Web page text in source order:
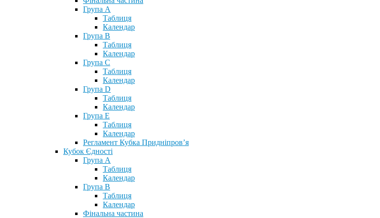
Група А
Таблиця
Календар
Група В
Таблиця
Календар
Група С
Таблиця
Календар
Група D
Таблиця
Календар
Група Е
Таблиця
Календар
Регламент Кубка Придніпров’я
Кубок Єдності
Група А
Таблиця
Календар
Група В
Таблиця
Календар
Фінальна частина